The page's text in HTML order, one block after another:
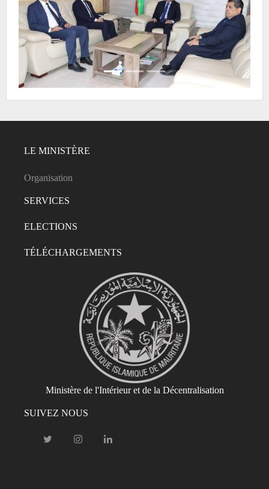
LE MINISTÈRE
Organisation
SERVICES
ELECTIONS
TÉLÉCHARGEMENTS
Ministère de l'Intérieur et de la Décentralisation
SUIVEZ NOUS